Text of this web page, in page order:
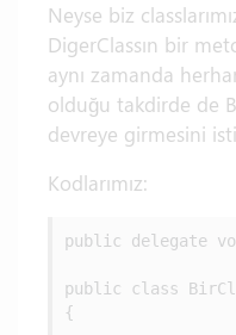
Neyse biz
DigerClassın bir
aynı zamanda
olduğu takdirde de
devreye girmesini
Kodlarımız:
public delegate
public class
{